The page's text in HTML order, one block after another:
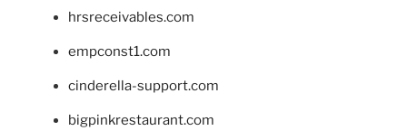
hrsreceivables.com
empconst1.com
cinderella-support.com
bigpinkrestaurant.com